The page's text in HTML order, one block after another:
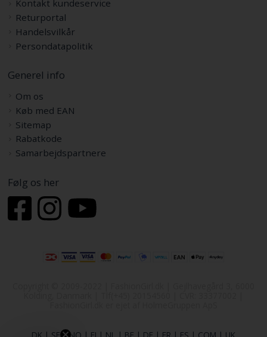
Kontakt kundeservice
Returportal
Handelsvilkår
Persondatapolitik
Generel info
Om os
Køb med EAN
Sitemap
Rabatkode
Samarbejdspartnere
Følg os her